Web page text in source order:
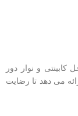
و نوار دور
می دهد تا رضایت